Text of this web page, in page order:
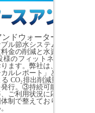
ドウォーター
ル節水システム ASUWO
金の削減と水資源の有効
様のフィットネスクラブ・
ます。弊社は、①水道光熱
ルレポート」と「節水カ
CO₂排出削減量を第三者機
行。③持続可能な節水の取
ご利用状況に応じ快適な
制で整えております。ま